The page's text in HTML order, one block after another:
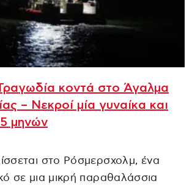
κοντά στο Άγαλμα
– Νεκροί μία γυναίκα και
μηνών
στο Ρόσμερσχολμ, ένα
σε μια μικρή παραθαλάσσια